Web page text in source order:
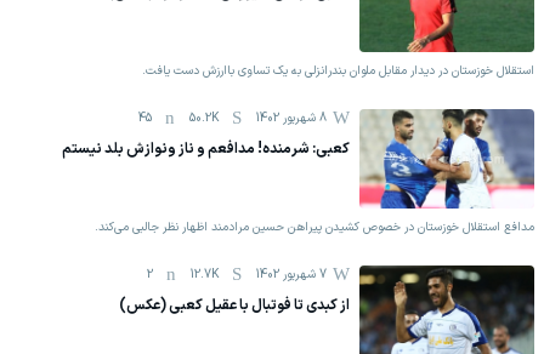
استقلال خوزستان در دیدار مقابل ملوان بندرانزلی به یک تساوی باارزش دست یافت.
8 شهریور 1402 50.2K
45
کعبی: شرمنده! مدافعم و ناز ونوازش بلد نیستم
مدافع استقلال خوزستان در خصوص کشیدن پیراهن حسین مرادمند اظهار نظر جالبی می‌کند.
7 شهریور 1402 12.7K
2
از کبدی تا فوتبال با عقیل کعبی (عکس)